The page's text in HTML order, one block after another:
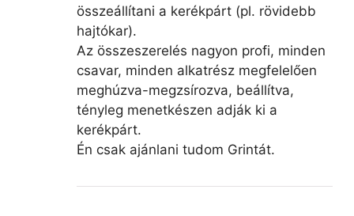
összeállítani a kerékpárt (pl. rövidebb
hajtókar).
Az összeszerelés nagyon profi, minden
csavar, minden alkatrész megfelelően
meghúzva-megzsírozva, beállítva,
tényleg menetkészen adják ki a
kerékpárt.
Én csak ajánlani tudom Grintát.